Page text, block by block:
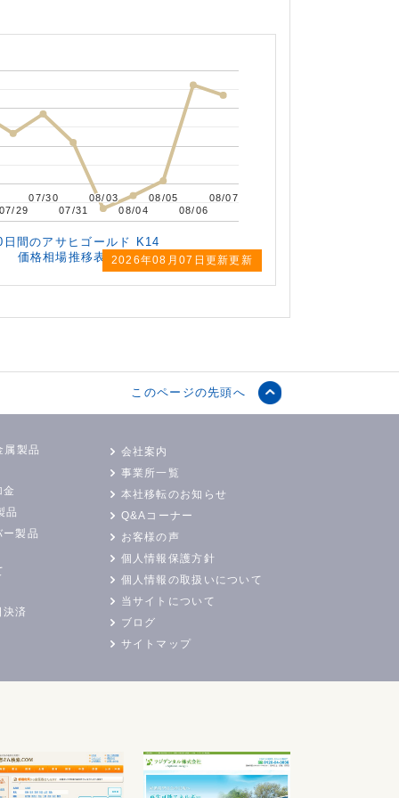
2026年08月07日更新更新
07/29
07/29
07/30
07/30
07/31
07/31
08/03
08/03
08/04
08/04
08/05
08/05
08/06
08/06
08/07
08/07
日間のアサヒゴールド K14
価格相場推移表
このページの先頭へ
属製品
金
品
ー製品
済
会社案内
事業所一覧
本社移転のお知らせ
Q&Aコーナー
お客様の声
個人情報保護方針
個人情報の取扱いについて
当サイトについて
ブログ
サイトマップ